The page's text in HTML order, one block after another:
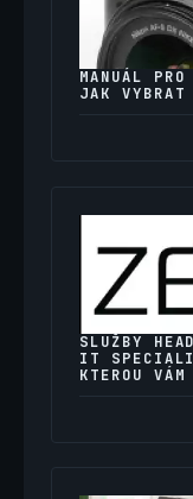
MANUÁL
JAK VYBRAT
SLUŽBY
IT
KTEROU